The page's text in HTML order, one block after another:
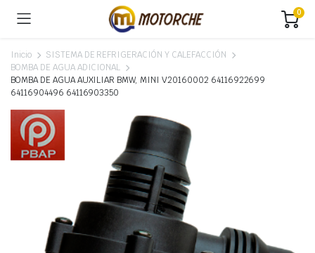
0
Inicio
SISTEMA DE REFRIGERACIÓN Y CALEFACCIÓN
BOMBA DE AGUA ADICIONAL
BOMBA DE AGUA AUXILIAR BMW, MINI V20160002 64116922699
64116904496 64116903350